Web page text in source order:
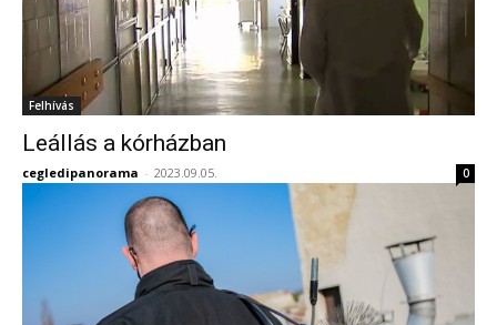
Felhívás
Leállás a kórházban
cegledipanorama - 2023.09.05. 0